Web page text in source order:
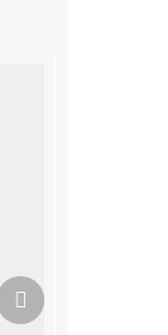
Nächstes
Produkt